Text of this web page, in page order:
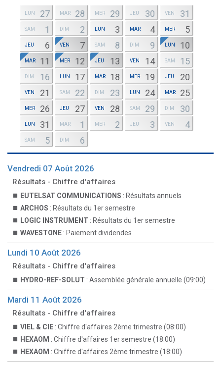
LUN 27 MAR 28 MER 29 JEU 30 VEN 31
SAM 1 DIM 2 LUN 3 MAR 4 MER 5
JEU 6 VEN 7 SAM 8 DIM 9 LUN 10
MAR 11 MER 12 JEU 13 VEN 14 SAM 15
DIM 16 LUN 17 MAR 18 MER 19 JEU 20
VEN 21 SAM 22 DIM 23 LUN 24 MAR 25
MER 26 JEU 27 VEN 28 SAM 29 DIM 30
LUN 31 MAR 1 MER 2 JEU 3 VEN 4
SAM 5 DIM 6
Vendredi 07 Août 2026
Résultats - Chiffre d'affaires
EUTELSAT COMMUNICATIONS : Résultats annuels
ARCHOS : Résultats du 1er semestre
LOGIC INSTRUMENT : Résultats du 1er semestre
WAVESTONE : Paiement dividendes
Lundi 10 Août 2026
Résultats - Chiffre d'affaires
HYDRO-REF-SOLUT : Assemblée générale annuelle (09:00)
Mardi 11 Août 2026
Résultats - Chiffre d'affaires
VIEL & CIE : Chiffre d'affaires 2ème trimestre (08:00)
HEXAOM : Chiffre d'affaires 1er semestre (18:00)
HEXAOM : Chiffre d'affaires 2ème trimestre (18:00)